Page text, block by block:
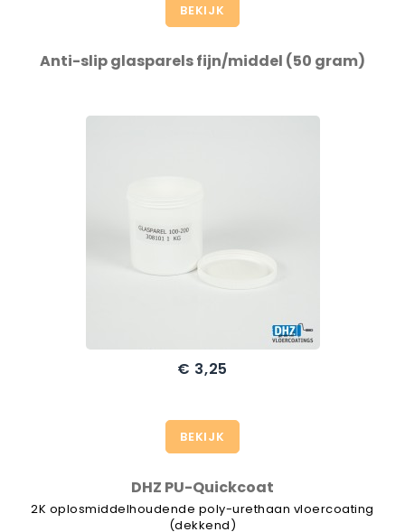
BEKIJK
Anti-slip glasparels fijn/middel (50 gram)
€ 3,25
BEKIJK
DHZ PU-Quickcoat
2K oplosmiddelhoudende poly-urethaan vloercoating
(dekkend)